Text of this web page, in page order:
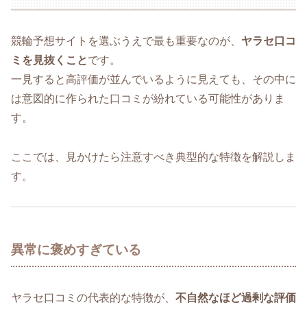
競輪予想サイトを選ぶうえで最も重要なのが、 ヤラセ口コ
ミを見抜くことです。
一見すると高評価が並んでいるように見えても、その中に
は意図的に作られた口コミが紛れている可能性がありま
す。
ここでは、見かけたら注意すべき典型的な特徴を解説しま
す。
異常に褒めすぎている
ヤラセ口コミの代表的な特徴が、 不自然なほど過剰な評価